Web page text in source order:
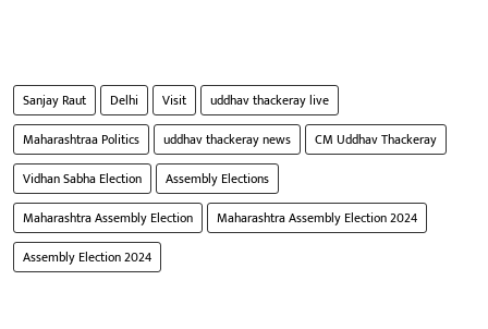
Sanjay Raut Delhi Visit
uddhav thackeray live
Maharashtraa Politics
uddhav thackeray news
CM Uddhav Thackeray
Vidhan Sabha Election
Assembly Elections
Maharashtra Assembly Election
Maharashtra Assembly Election 2024
Assembly Election 2024